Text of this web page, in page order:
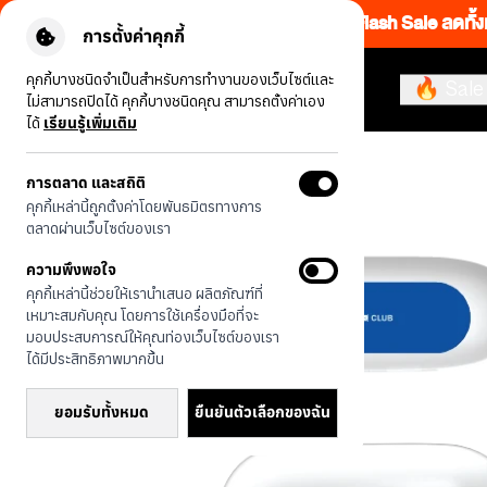
การตั้งค่าคุกกี้
คุกกี้บางชนิดจำเป็นสำหรับการทำงานของเว็บไซต์และ
ไม่สามารถปิดได้ คุกกี้บางชนิดคุณ สามารถตั้งค่าเอง
ได้ เรียนรู้เพิ่มเติม
การตลาด และสถิติ
คุกกี้เหล่านี้ถูกตั้งค่าโดยพันธมิตรทางการ
ตลาดผ่านเว็บไซต์ของเรา
ความพึงพอใจ
คุกกี้เหล่านี้ช่วยให้เรานำเสนอ ผลิตภัณฑ์ที่
เหมาะสมกับคุณ โดยการใช้เครื่องมือที่จะ
มอบประสบการณ์ให้คุณท่องเว็บไซต์ของเรา
ได้มีประสิทธิภาพมากขึ้น
ยอมรับทั้งหมด ยืนยันตัวเลือกของฉัน
Flash Sale ลด
🔥 Sale
รุ่นทั้งหมด JTC เวสตี้